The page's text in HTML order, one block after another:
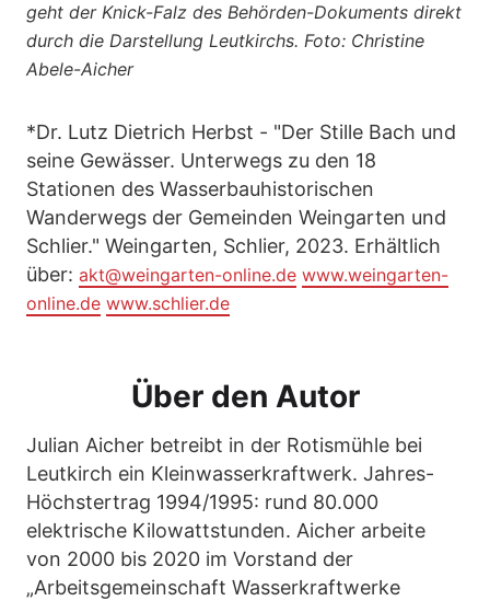
geht der Knick-Falz des Behörden-Dokuments direkt
durch die Darstellung Leutkirchs. Foto: Christine
Abele-Aicher
*Dr. Lutz Dietrich Herbst - "Der Stille Bach und
seine Gewässer. Unterwegs zu den 18
Stationen des Wasserbauhistorischen
Wanderwegs der Gemeinden Weingarten und
Schlier." Weingarten, Schlier, 2023. Erhältlich
über: akt@weingarten-online.de www.weingarten-
online.de www.schlier.de
Über den Autor
Julian Aicher betreibt in der Rotismühle bei
Leutkirch ein Kleinwasserkraftwerk. Jahres-
Höchstertrag 1994/1995: rund 80.000
elektrische Kilowattstunden. Aicher arbeite
von 2000 bis 2020 im Vorstand der
„Arbeitsgemeinschaft Wasserkraftwerke